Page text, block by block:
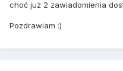
choć już 2 zawiadomienia
Pozdrawiam :)